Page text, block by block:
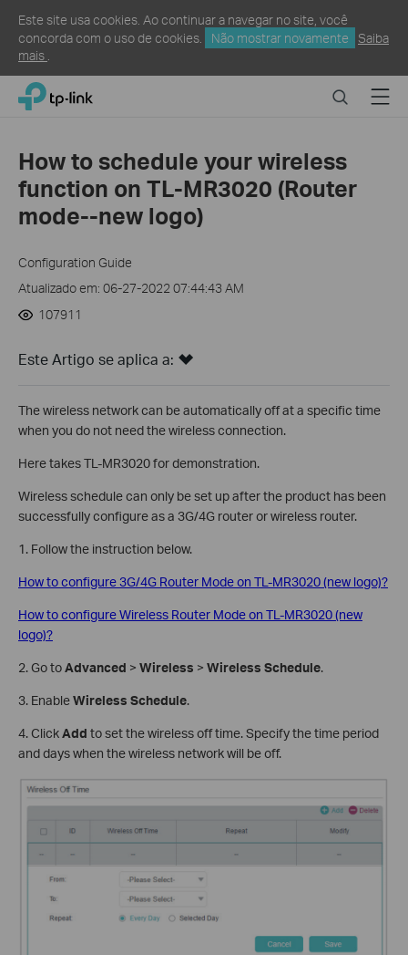
Este site usa cookies. Ao continuar a navegar no site, você
concorda com o uso de cookies.
Não mostrar novamente
Saiba
mais
Click
navigation
bar
TP-Link, Reliably Smart SearchMenu
How to schedule your wireless
function on TL-MR3020 (Router
mode--new logo)
Configuration Guide
Atualizado em: 06-27-2022 07:44:43 AM
107911
Este Artigo se aplica a:
The wireless network can be automatically off at a specific time
when you do not need the wireless connection.
Here takes TL-MR3020 for demonstration.
Wireless schedule can only be set up after the product has been
successfully configure as a 3G/4G router or wireless router.
1. Follow the instruction below.
How to configure 3G/4G Router Mode on TL-MR3020 (new logo)?
How to configure Wireless Router Mode on TL-MR3020 (new
logo)?
2. Go toAdvanced > Wireless > Wireless Schedule.
3. EnableWireless Schedule.
4. ClickAdd to set the wireless off time. Specify the time period
and days when the wireless network will be off.